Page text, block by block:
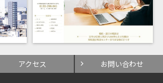
アクセス お問い合わせ